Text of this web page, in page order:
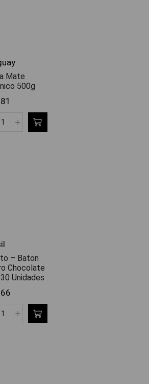
Mate
500g
– Baton
Chocolate
Unidades